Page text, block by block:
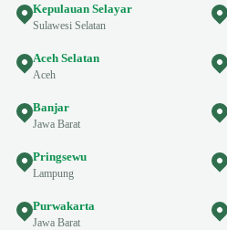
Kepulauan Selayar
Sulawesi Selatan
Aceh Selatan
Aceh
Banjar
Jawa Barat
Pringsewu
Lampung
Purwakarta
Jawa Barat